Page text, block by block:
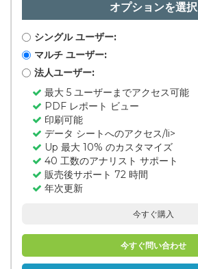
オプションを選択
シングル ユーザー:
マルチ ユーザー:
法人ユーザー:
最大 5 ユーザーまでアクセス可能
PDF レポート ビュー
印刷可能
データ シートへのアクセス/li>
Up 最大 10% のカスタマイズ
40 工数のアナリスト サポート
販売後サポート 72 時間
年次更新
今すぐ購入
今すぐ問い合わせ